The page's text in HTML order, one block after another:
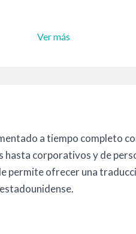
Ver más
a tiempo completo
hasta corporativos y de
permite ofrecer una